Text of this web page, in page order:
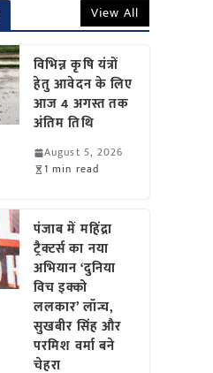
View All
विभिन्न कृषि यंत्रों
हेतु आवेदन के लिए
आज 4 अगस्त तक
अंतिम तिथि
August 5, 2026
1 min read
पंजाब में महिंद्रा
ट्रैक्टर्स का नया
अभियान ‘दुनिया
विच इक्को
ललकार’ लॉन्च,
सुखबीर सिंह और
परमिश वर्मा बने
चेहरा